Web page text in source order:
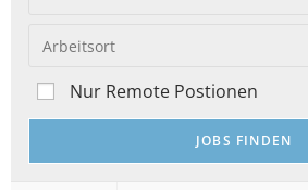
Nur Remote Postionen